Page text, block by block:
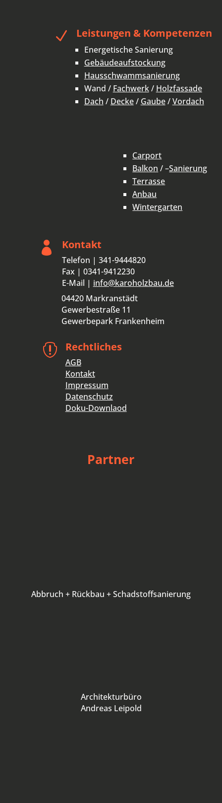
N Leistungen & Kompetenzen
Energetische Sanierung
Gebäudeaufstockung
Hausschwammsanierung
Wand / Fachwerk/ Holzfassade
Dach / Decke/ Gaube/Vordach
Carport
Balkon / –Sanierung
Terrasse
Anbau
Wintergarten
 Kontakt
Telefon | 341-9444820
Fax | 0341-9412230
E-Mail | info@karoholzbau.de
04420 Markranstädt
Gewerbestraße 11
Gewerbepark Frankenheim
 Rechtliches
AGB
Kontakt
Impressum
Datenschutz
Doku-Downlaod
Partner
Abbruch + Rückbau + Schadstoffsanierung
Architekturbüro
Andreas Leipold